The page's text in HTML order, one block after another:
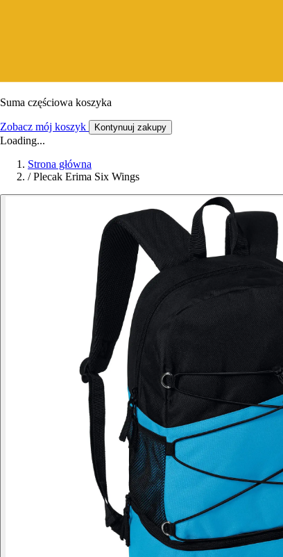
Suma częściowa koszyka
Zobacz mój koszyk Kontynuuj zakupy
Loading...
Strona główna
/ Plecak Erima Six Wings